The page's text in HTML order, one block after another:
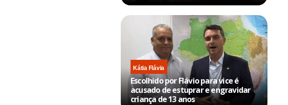
Kátia Flávia
Escolhido por Flávio para vice é
acusado de estuprar e engravidar
criança de 13 anos